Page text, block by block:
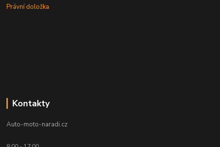
Právní doložka
Kontakty
Auto-moto-naradi.cz